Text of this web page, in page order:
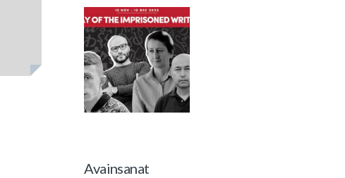
Avainsanat